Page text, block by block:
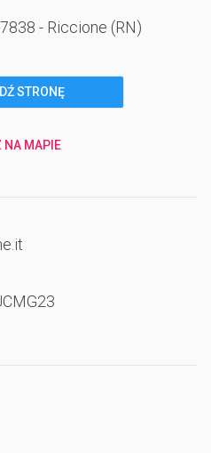
- Riccione (RN)
STRONĘ
NA MAPIE